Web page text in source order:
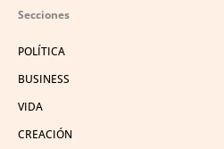
Secciones
POLÍTICA
BUSINESS
VIDA
CREACIÓN